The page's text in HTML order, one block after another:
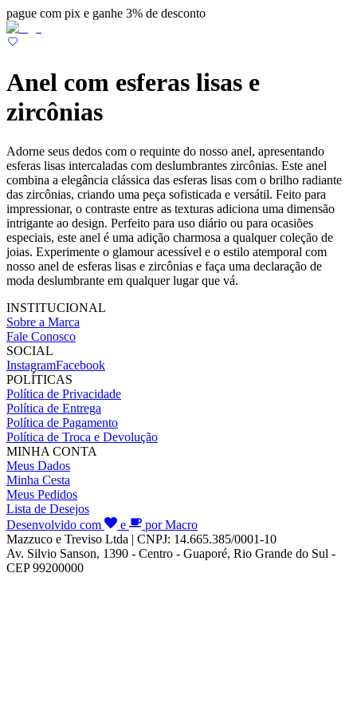
pague com pix e ganhe 3% de desconto
Anel com esferas lisas e
zircônias
Adorne seus dedos com o requinte do nosso anel, apresentando
esferas lisas intercaladas com deslumbrantes zircônias. Este anel
combina a elegância clássica das esferas lisas com o brilho radiante
das zircônias, criando uma peça sofisticada e versátil. Feito para
impressionar, o contraste entre as texturas adiciona uma dimensão
intrigante ao design. Perfeito para uso diário ou para ocasiões
especiais, este anel é uma adição charmosa a qualquer coleção de
joias. Experimente o glamour acessível e o estilo atemporal com
nosso anel de esferas lisas e zircônias e faça uma declaração de
moda deslumbrante em qualquer lugar que vá.
INSTITUCIONAL
Sobre a Marca
Fale Conosco
SOCIAL
InstagramFacebook
POLÍTICAS
Política de Privacidade
Política de Entrega
Política de Pagamento
Política de Troca e Devolução
MINHA CONTA
Meus Dados
Minha Cesta
Meus Pedidos
Lista de Desejos
Desenvolvido com
e
por Macro
Mazzuco e Treviso Ltda | CNPJ: 14.665.385/0001-10
Av. Silvio Sanson, 1390 - Centro - Guaporé, Rio Grande do Sul -
CEP 99200000